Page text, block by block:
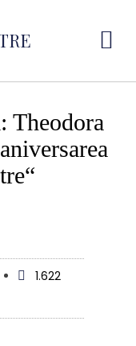
Theodora
1.622